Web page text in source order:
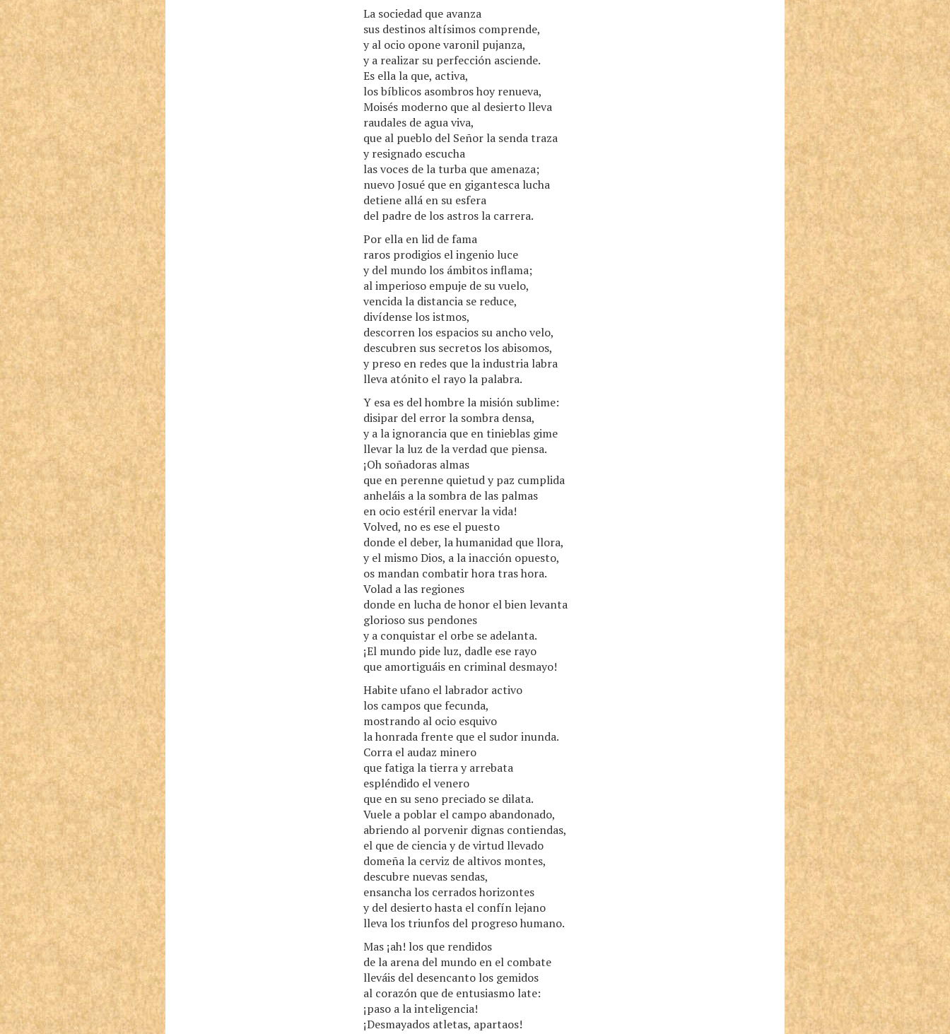
La sociedad que avanza
sus destinos altísimos comprende,
y al ocio opone varonil pujanza,
y a realizar su perfección asciende.
Es ella la que, activa,
los bíblicos asombros hoy renueva,
Moisés moderno que al desierto lleva
raudales de agua viva,
que al pueblo del Señor la senda traza
y resignado escucha
las voces de la turba que amenaza;
nuevo Josué que en gigantesca lucha
detiene allá en su esfera
del padre de los astros la carrera.
Por ella en lid de fama
raros prodigios el ingenio luce
y del mundo los ámbitos inflama;
al imperioso empuje de su vuelo,
vencida la distancia se reduce,
divídense los istmos,
descorren los espacios su ancho velo,
descubren sus secretos los abisomos,
y preso en redes que la industria labra
lleva atónito el rayo la palabra.
Y esa es del hombre la misión sublime:
disipar del error la sombra densa,
y a la ignorancia que en tinieblas gime
llevar la luz de la verdad que piensa.
¡Oh soñadoras almas
que en perenne quietud y paz cumplida
anheláis a la sombra de las palmas
en ocio estéril enervar la vida!
Volved, no es ese el puesto
donde el deber, la humanidad que llora,
y el mismo Dios, a la inacción opuesto,
os mandan combatir hora tras hora.
Volad a las regiones
donde en lucha de honor el bien levanta
glorioso sus pendones
y a conquistar el orbe se adelanta.
¡El mundo pide luz, dadle ese rayo
que amortiguáis en criminal desmayo!
Habite ufano el labrador activo
los campos que fecunda,
mostrando al ocio esquivo
la honrada frente que el sudor inunda.
Corra el audaz minero
que fatiga la tierra y arrebata
espléndido el venero
que en su seno preciado se dilata.
Vuele a poblar el campo abandonado,
abriendo al porvenir dignas contiendas,
el que de ciencia y de virtud llevado
domeña la cerviz de altivos montes,
descubre nuevas sendas,
ensancha los cerrados horizontes
y del desierto hasta el confín lejano
lleva los triunfos del progreso humano.
Mas ¡ah! los que rendidos
de la arena del mundo en el combate
lleváis del desencanto los gemidos
al corazón que de entusiasmo late:
¡paso a la inteligencia!
¡Desmayados atletas, apartaos!